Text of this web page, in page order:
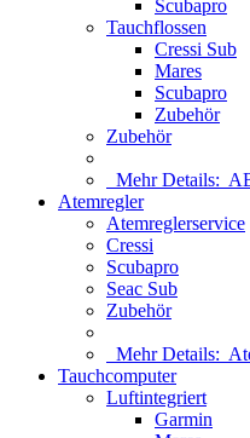
Scubapro
Tauchflossen
Cressi Sub
Mares
Scubapro
Zubehör
Zubehör
Mehr Details:
Atemregler
Atemreglerservice
Cressi
Scubapro
Seac Sub
Zubehör
Mehr Details:
Tauchcomputer
Luftintegriert
Garmin